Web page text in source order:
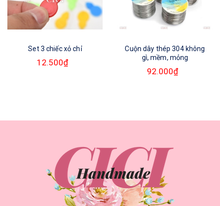
Set 3 chiếc xỏ chỉ
12.500₫
Cuộn dây thép 304 không
gì, mềm, mỏng
92.000₫